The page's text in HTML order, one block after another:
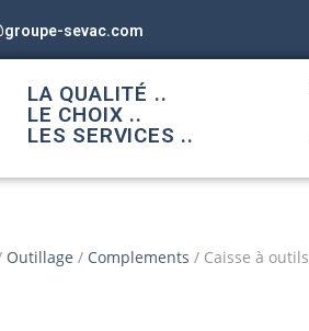
sevac.com
LA QUALITÉ ..
LE CHOIX ..
LES SERVICES ..
Outillage / Complements / Caisse à outils